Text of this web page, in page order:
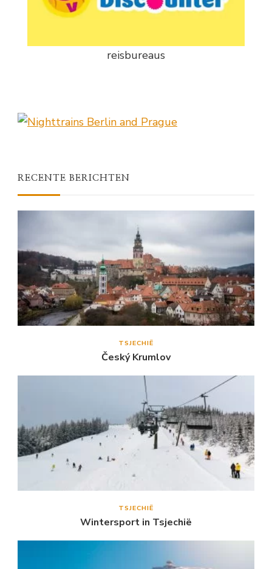
reisbureaus
RECENTE BERICHTEN
TSJECHIË
Český Krumlov
TSJECHIË
Wintersport in Tsjechië